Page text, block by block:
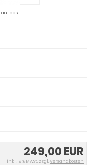
auf das
249,00 EUR
inkl. 19 % MwSt. zzgl.Versandkosten